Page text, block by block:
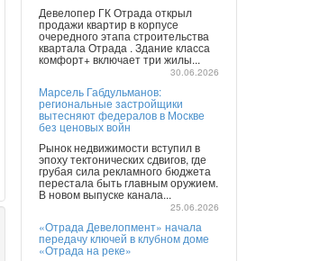
Девелопер ГК Отрада открыл
продажи квартир в корпусе
очередного этапа строительства
квартала Отрада . Здание класса
комфорт+ включает три жилы...
30.06.2026
Марсель Габдульманов:
региональные застройщики
вытесняют федералов в Москве
без ценовых войн
Рынок недвижимости вступил в
эпоху тектонических сдвигов, где
грубая сила рекламного бюджета
перестала быть главным оружием.
В новом выпуске канала...
25.06.2026
«Отрада Девелопмент» начала
передачу ключей в клубном доме
«Отрада на реке»